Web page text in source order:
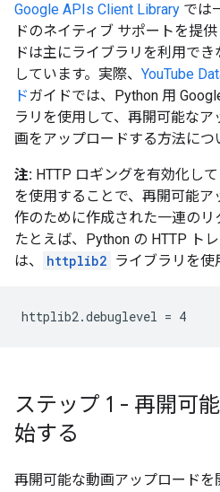
Google APIs Client Library では
ドのネイティブ サポートを提
ドは主にライブラリを利用で
しています。実際、 YouTube
ド ガイドでは、Python 用
ラリを使用して、再開可能な
画をアップロードする方法につ
注: HTTP ロギングを有効化し
を使用することで、再開可能
作のために作成された一連のリ
たとえば、Python の HTTP ト
は、
httplib2 ライブラリを使
httplib2.debuglevel = 4
ステップ 1 - 再開可
始する
再開可能な動画アップロードを